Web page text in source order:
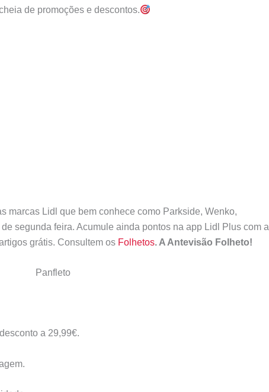
de promoções e descontos.
marcas Lidl que bem conhece como Parkside, Wenko,
segunda feira. Acumule ainda pontos na app Lidl Plus com a
grátis. Consultem os Folhetos. A Antevisão Folheto!
Panfleto
a 29,99€.